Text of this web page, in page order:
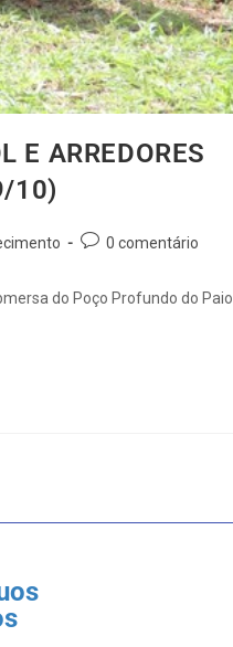
E ARREDORES
10)
0 comentário
do Poço Profundo do